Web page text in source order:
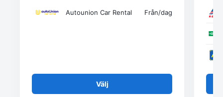
Autounion Car Rental Från/dag
Välj